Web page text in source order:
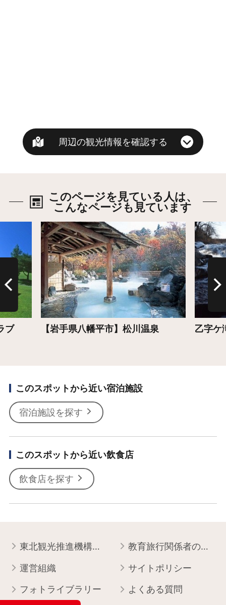
周辺の観光情報を確認する
このページを見ている人は、
こんなページも見ています
ブ 【岩手県八幡平市】松川温泉
詳細はこちら
乙字ケ
詳細は
このスポットから近い宿泊施設
宿泊施設を探す
このスポットから近い飲食店
飲食店を探す
東北観光推進機構について 教育旅行関係者の皆様へ
運営組織 サイトポリシー
フォトライブラリー よくある質問